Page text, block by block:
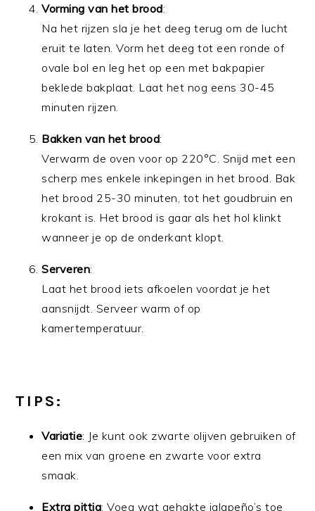
Vorming van het brood:
Na het rijzen sla je het deeg terug om de lucht
eruit te laten. Vorm het deeg tot een ronde of
ovale bol en leg het op een met bakpapier
beklede bakplaat. Laat het nog eens 30-45
minuten rijzen.
Bakken van het brood:
Verwarm de oven voor op 220°C. Snijd met een
scherp mes enkele inkepingen in het brood. Bak
het brood 25-30 minuten, tot het goudbruin en
krokant is. Het brood is gaar als het hol klinkt
wanneer je op de onderkant klopt.
Serveren:
Laat het brood iets afkoelen voordat je het
aansnijdt. Serveer warm of op
kamertemperatuur.
TIPS:
Variatie: Je kunt ook zwarte olijven gebruiken of
een mix van groene en zwarte voor extra
smaak.
Extra pittig: Voeg wat gehakte jalapeño’s toe